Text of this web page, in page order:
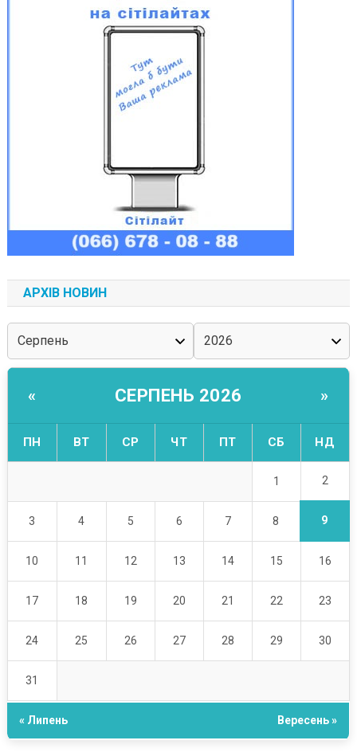
АРХІВ НОВИН
« СЕРПЕНЬ 2026 »
ПН ВТ СР ЧТ ПТ СБ НД
1 2
3 4 5 6 7 8 9
10 11 12 13 14 15 16
17 18 19 20 21 22 23
24 25 26 27 28 29 30
31
« Липень Вересень »